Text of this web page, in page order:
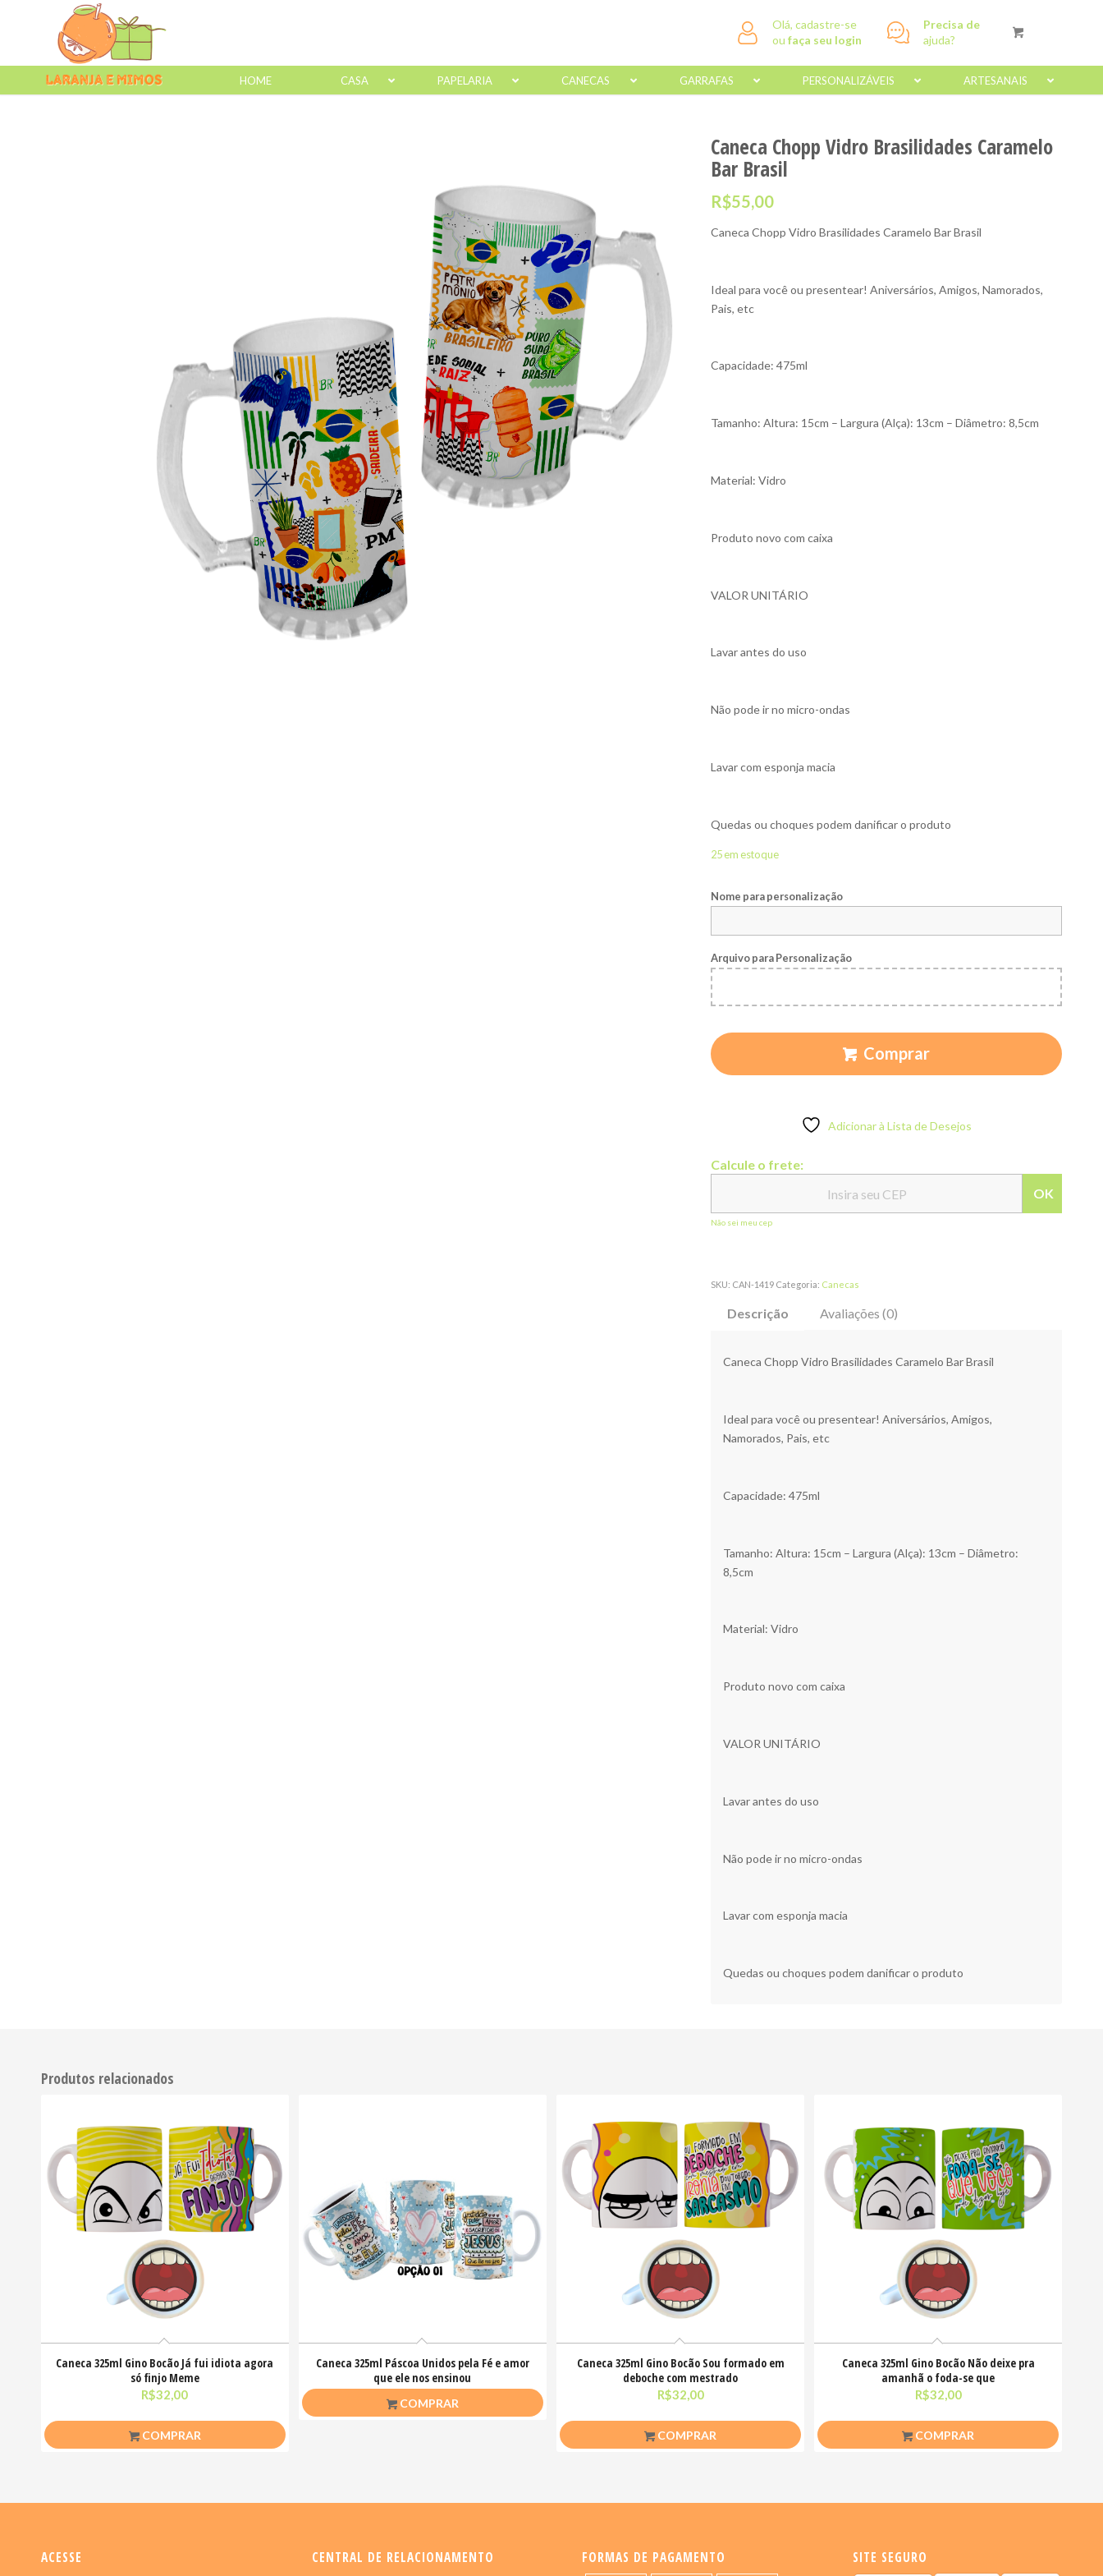
Olá, cadastre-se
oufaça seu login
Precisa de
ajuda?
HOME CASA PAPELARIA CANECAS GARRAFAS PERSONALIZÁVEIS ARTESANAIS
Caneca Chopp Vidro Brasilidades Caramelo
Bar Brasil
R$55,00
Caneca Chopp Vidro Brasilidades Caramelo Bar Brasil
Ideal para você ou presentear! Aniversários, Amigos, Namorados,
Pais, etc
Capacidade: 475ml
Tamanho: Altura: 15cm – Largura (Alça): 13cm – Diâmetro: 8,5cm
Material: Vidro
Produto novo com caixa
VALOR UNITÁRIO
Lavar antes do uso
Não pode ir no micro-ondas
Lavar com esponja macia
Quedas ou choques podem danificar o produto
25 em estoque
Nome para personalização
Arquivo para Personalização
Comprar
Adicionar à Lista de Desejos
Calcule o frete:
OK
Não sei meu cep
SKU: CAN-1419 Categoria: Canecas
Descrição Avaliações (0)
Caneca Chopp Vidro Brasilidades Caramelo Bar Brasil
Ideal para você ou presentear! Aniversários, Amigos,
Namorados, Pais, etc
Capacidade: 475ml
Tamanho: Altura: 15cm – Largura (Alça): 13cm – Diâmetro:
8,5cm
Material: Vidro
Produto novo com caixa
VALOR UNITÁRIO
Lavar antes do uso
Não pode ir no micro-ondas
Lavar com esponja macia
Quedas ou choques podem danificar o produto
Produtos relacionados
Caneca 325ml Gino Bocão Já fui idiota agora
só finjo Meme
R$32,00
COMPRAR
Caneca 325ml Páscoa Unidos pela Fé e amor
que ele nos ensinou
COMPRAR
Caneca 325ml Gino Bocão Sou formado em
deboche com mestrado
R$32,00
COMPRAR
Caneca 325ml Gino Bocão Não deixe pra
amanhã o foda-se que
R$32,00
COMPRAR
ACESSE CENTRAL DE RELACIONAMENTO FORMAS DE PAGAMENTO SITE SEGURO